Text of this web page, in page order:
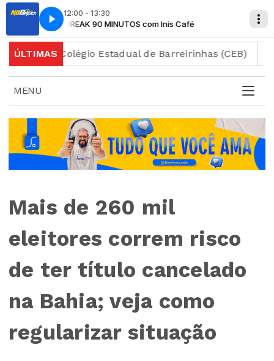
12:00 - 13:30
NOBREAK 90 MINUTOS com Inis Café
ÚLTIMAS
Colégio Estadual de Barreirinhas (CEB)
MENU
Mais de 260 mil
eleitores correm risco
de ter título cancelado
na Bahia; veja como
regularizar situação